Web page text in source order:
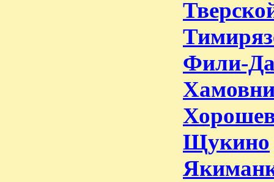
Фили-
Щукино